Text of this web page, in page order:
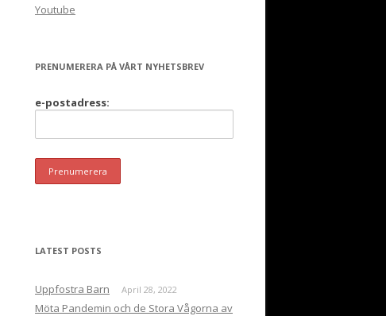
Youtube
PRENUMERERA PÅ VÅRT NYHETSBREV
e-postadress:
LATEST POSTS
Uppfostra Barn April 28, 2022
Möta Pandemin och de Stora Vågorna av